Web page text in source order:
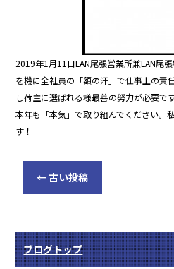
2019年1月11日LAN尾張営業所兼LAN尾
を機に全社員の「額の汗」で仕事上の責
し荷主に選ばれる様最善の努力が必要です
本年も「本気」で取り組んでください。
す！
←古い投稿
ブログトップ